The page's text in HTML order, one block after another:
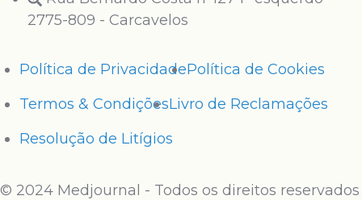
2775-809 - Carcavelos
Política de PrivacidadePolítica de Cookies
Termos & CondiçõesLivro de Reclamações
Resolução de Litígios
© 2024 Medjournal - Todos os direitos reservados